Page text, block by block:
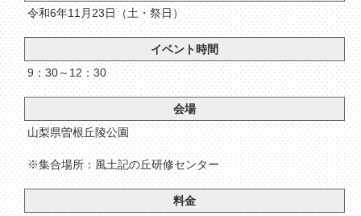
令和6年11月23日（土・祭日）
イベント時間
9：30～12：30
会場
山梨県曽根丘陵公園
※集合場所：風土記の丘研修センター
料金